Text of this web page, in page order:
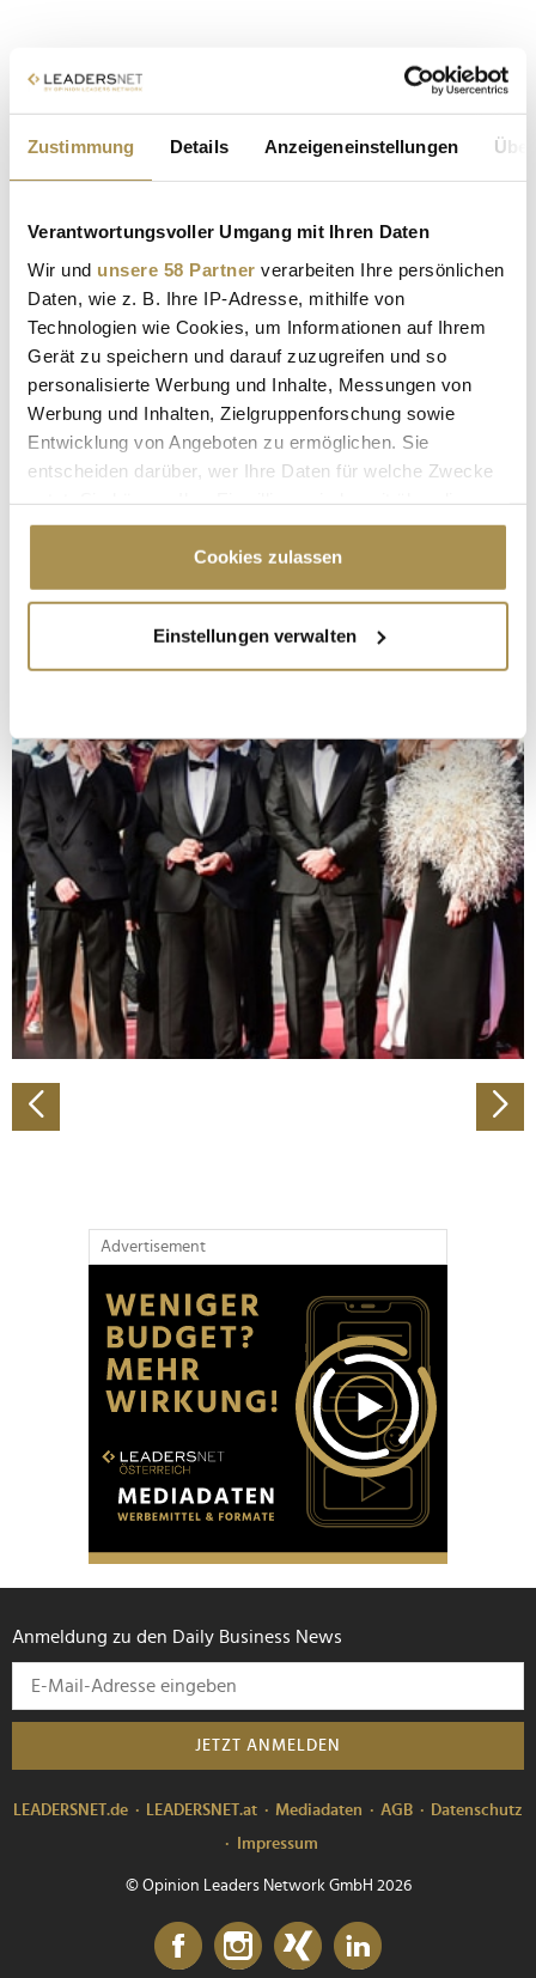
Zustimmung Details Anzeigeneinstellungen
Verantwortungsvoller Umgang mit Ihren Daten
Wir und unsere 58 Partner verarbeiten Ihre persönlichen
Daten, wie z. B. Ihre IP-Adresse, mithilfe von
Technologien wie Cookies, um Informationen auf Ihrem
Gerät zu speichern und darauf zuzugreifen und so
personalisierte Werbung und Inhalte, Messungen von
Werbung und Inhalten, Zielgruppenforschung sowie
Entwicklung von Angeboten zu ermöglichen. Sie
entscheiden darüber, wer Ihre Daten für welche Zwecke
Cookie-Erklärung oder durch Klicken auf das Privacy
Trigger Symbol ändern oder widerrufen
Informationen über Ihre geografische Lage
erfassen, welche bis auf einige Meter genau sein
bestimmten Merkmalen (Fingerprinting) identifizieren
Erfahren Sie mehr darüber, wie Ihre persönlichen Daten
verarbeitet werden, und legen Sie Ihre Präferenzen im
Abschnitt Einzelheitenfest.
Wir verwenden Cookies, um Inhalte und Anzeigen zu
personalisieren, Funktionen für soziale Medien anbieten
zu können und die Zugriffe auf unsere Website zu
analysieren. Außerdem geben wir Informationen zu Ihrer
Verwendung unserer Website an unsere Partner für
soziale Medien, Werbung und Analysen weiter. Unsere
Partner führen diese Informationen möglicherweise mit
weiteren Daten zusammen, die Sie ihnen bereitgestellt
Cookies zulassen
Einstellungen verwalten
Advertisement
Anmeldung zu den Daily Business News
JETZT ANMELDEN
LEADERSNET.de LEADERSNET.at Mediadaten AGB
Datenschutz
Impressum
© Opinion Leaders Network GmbH 2026